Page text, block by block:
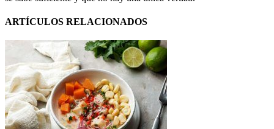
ARTÍCULOS RELACIONADOS